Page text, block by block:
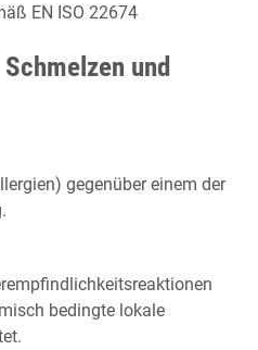
EN ISO 22674
und
gegenüber einem der
bedingte lokale